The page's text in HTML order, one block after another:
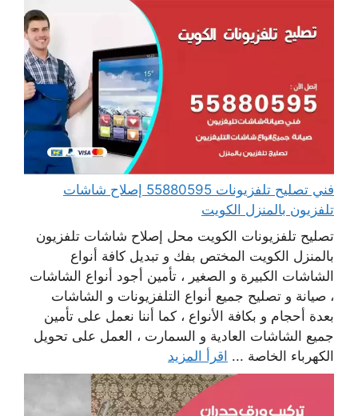
فني تصليح تلفزيونات 55880595 إصلاح شاشات
تلفزيون بالمنزل الكويت
تصليح تلفزيونات الكويت محل إصلاح شاشات تلفزيون
بالمنزل الكويت المختص بفك و تبديل كافة أنواع
الشاشات الكبيرة و الصغير ، تأمين أجود أنواع الشاشات
، صيانة و تصليح جميع أنواع التلفزيونات و الشاشات
بعدة أحجام و بكافة الأنواع ، كما أننا نعمل على تأمين
جميع الشاشات العادية و السمارت ، العمل على تحويل
الكهرباء الخاصة ... اقرأ المزيد